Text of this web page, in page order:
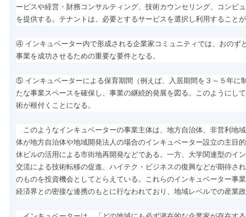
ービスや経営・財務コンサルティング、技術カウンセリング、コンピ
を提供する。テナントは、必要とするサービスを選択し利用することが
④ インキュベーター内で形成される企業家コミュニティでは、おのず
事業を成功させるための重要な要件となる。
⑤ インキュベーターによる保育期間（例えば、入居期間を３～５年に
たな事業スペースを確保し、事業の継続的発展を図る。このようにし
術が根付くことになる。
このようなインキュベーターの事業主体は、地方自治体、非営利地
体が地方自治体や地域開発法人の場合のインキュベーター設立の主目
休ビルの活用による市街地再開発などである。一方、大学関連型のイ
交流による技術転移の促進、ハイテク・ビジネスの復興などが期待さ
のものを投資機会としてとらえている。これらのインキュベーター事
経済界との密接な連携のもとに行なわれており、地域レベルでの産業